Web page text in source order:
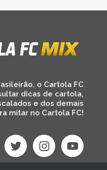
o Cartola FC
dicas de cartola,
e dos demais
mitar no Cartola FC!